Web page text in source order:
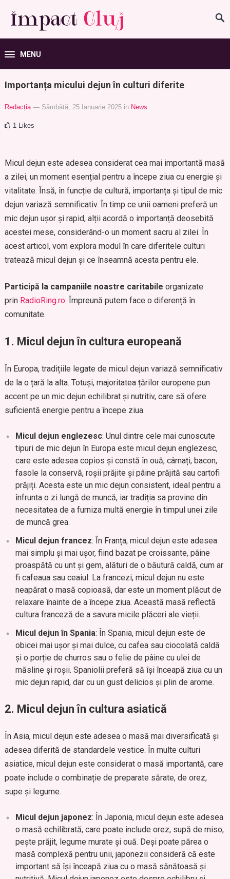
MENU
Importanța micului dejun în culturi diferite
Redacția — Sâmbătă, 25 Ianuarie 2025 in News
1 Likes
Micul dejun este adesea considerat cea mai importantă masă
a zilei, un moment esențial pentru a începe ziua cu energie și
vitalitate. Însă, în funcție de cultură, importanța și tipul de mic
dejun variază semnificativ. În timp ce unii oameni preferă un
mic dejun ușor și rapid, alții acordă o importanță deosebită
acestei mese, considerând-o un moment sacru al zilei. În
acest articol, vom explora modul în care diferitele culturi
tratează micul dejun și ce înseamnă acesta pentru ele.
Participă la campaniile noastre caritabile organizate
prin RadioRing.ro. Împreună putem face o diferență în
comunitate.
1. Micul dejun în cultura europeană
În Europa, tradițiile legate de micul dejun variază semnificativ
de la o țară la alta. Totuși, majoritatea țărilor europene pun
accent pe un mic dejun echilibrat și nutritiv, care să ofere
suficientă energie pentru a începe ziua.
Micul dejun englezesc: Unul dintre cele mai cunoscute
tipuri de mic dejun în Europa este micul dejun englezesc,
care este adesea copios și constă în ouă, cârnați, bacon,
fasole la conservă, roșii prăjite și pâine prăjită sau cartofi
prăjiți. Acesta este un mic dejun consistent, ideal pentru a
înfrunta o zi lungă de muncă, iar tradiția sa provine din
necesitatea de a furniza multă energie în timpul unei zile
de muncă grea.
Micul dejun francez: În Franța, micul dejun este adesea
mai simplu și mai ușor, fiind bazat pe croissante, pâine
proaspătă cu unt și gem, alături de o băutură caldă, cum ar
fi cafeaua sau ceaiul. La francezi, micul dejun nu este
neapărat o masă copioasă, dar este un moment plăcut de
relaxare înainte de a începe ziua. Această masă reflectă
cultura franceză de a savura micile plăceri ale vieții.
Micul dejun în Spania: În Spania, micul dejun este de
obicei mai ușor și mai dulce, cu cafea sau ciocolată caldă
și o porție de churros sau o felie de pâine cu ulei de
măsline și roșii. Spaniolii preferă să își înceapă ziua cu un
mic dejun rapid, dar cu un gust delicios și plin de arome.
2. Micul dejun în cultura asiatică
În Asia, micul dejun este adesea o masă mai diversificată și
adesea diferită de standardele vestice. În multe culturi
asiatice, micul dejun este considerat o masă importantă, care
poate include o combinație de preparate sărate, de orez,
supe și legume.
Micul dejun japonez: În Japonia, micul dejun este adesea
o masă echilibrată, care poate include orez, supă de miso,
pește prăjit, legume murate și ouă. Deși poate părea o
masă complexă pentru unii, japonezii consideră că este
important să își înceapă ziua cu o masă sănătoasă și